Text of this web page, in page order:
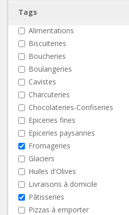
Tags
Alimentations
Biscuiteries
Boucheries
Boulangeries
Cavistes
Charcuteries
Chocolateries-Confiseries
Epiceries fines
Epiceries paysannes
Fromageries
Glaciers
Huiles d'Olives
Livraisons à domicile
Pâtisseries
Pizzas à emporter